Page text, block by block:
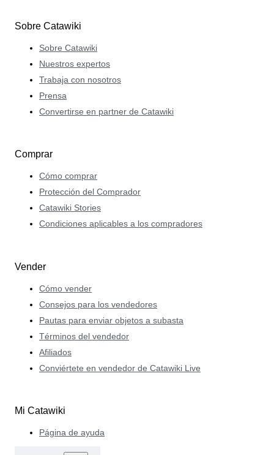
Sobre Catawiki
Sobre Catawiki
Nuestros expertos
Trabaja con nosotros
Prensa
Convertirse en partner de Catawiki
Comprar
Cómo comprar
Protección del Comprador
Catawiki Stories
Condiciones aplicables a los compradores
Vender
Cómo vender
Consejos para los vendedores
Pautas para enviar objetos a subasta
Términos del vendedor
Afiliados
Conviértete en vendedor de Catawiki Live
Mi Catawiki
Página de ayuda